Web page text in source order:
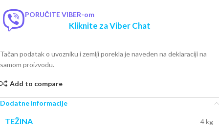
PORUČITE VIBER-om
Kliknite za Viber Chat
Tačan podatak o uvozniku i zemlji porekla je naveden na deklaraciji na
samom proizvodu.
Add to compare
Dodatne informacije
TEŽINA 4 kg